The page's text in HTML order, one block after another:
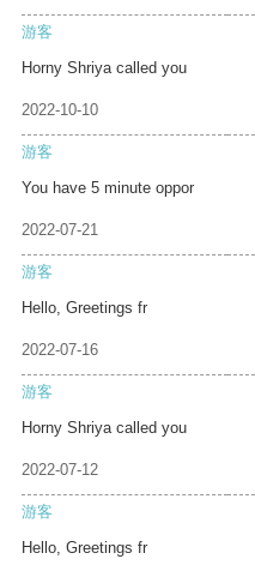
游客
Horny Shriya called you
2022-10-10
游客
You have 5 minute oppor
2022-07-21
游客
Hello, Greetings fr
2022-07-16
游客
Horny Shriya called you
2022-07-12
游客
Hello, Greetings fr